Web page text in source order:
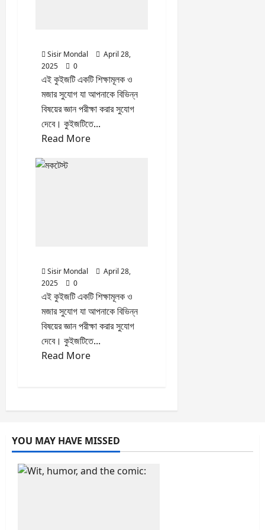
Sisir Mondal
April 28,
2025
0
এই কুইজটি একটি শিক্ষামূলক ও
মজার সুযোগ যা আপনাকে বিভিন্ন
বিষয়ের জ্ঞান পরীক্ষা করার সুযোগ
দেবে। কুইজটিতে...
Read MoreRead
Sisir Mondal
April 28,
2025
0
এই কুইজটি একটি শিক্ষামূলক ও
মজার সুযোগ যা আপনাকে বিভিন্ন
বিষয়ের জ্ঞান পরীক্ষা করার সুযোগ
দেবে। কুইজটিতে...
Read MoreRead
পর্ব
YOU MAY HAVE MISSED